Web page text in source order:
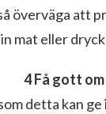
överväga att
mat eller
4 Få gott
detta kan